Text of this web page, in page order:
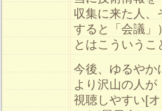
収集に来た人、
すると「会議」）
とはこういう
今後、ゆるやか
より沢山の人が
視聴しやすい[